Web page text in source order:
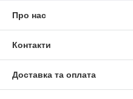
Про нас
Контакти
Доставка та оплата